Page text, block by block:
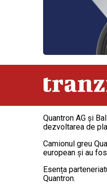
Quantron AG și
dezvoltarea de
Camionul greu
european și au
Esența
Quantron.